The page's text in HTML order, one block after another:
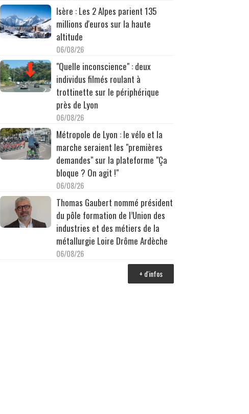
Isère : Les 2 Alpes parient 135
millions d'euros sur la haute
altitude
06/08/26
"Quelle inconscience" : deux
individus filmés roulant à
trottinette sur le périphérique
près de Lyon
06/08/26
Métropole de Lyon : le vélo et la
marche seraient les "premières
demandes" sur la plateforme "Ça
bloque ? On agit !"
06/08/26
Thomas Gaubert nommé président
du pôle formation de l’Union des
industries et des métiers de la
métallurgie Loire Drôme Ardèche
06/08/26
+ d'infos